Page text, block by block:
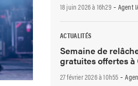
18 juin 2026 à 16h29-Agent
ACTUALITÉS
Semaine de
gratuites offertes à
27 février 2026 à 10h55 -